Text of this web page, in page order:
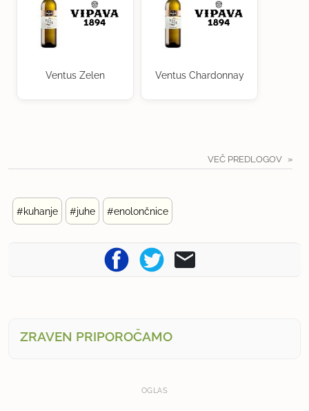
Ventus Zelen Ventus Chardonnay
VEČ PREDLOGOV
#kuhanje #juhe #enolončnice
ZRAVEN PRIPOROČAMO
OGLAS